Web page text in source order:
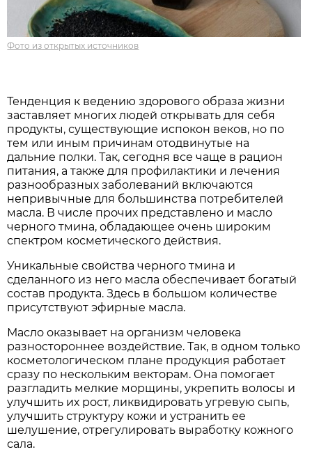
Фото из открытых источников
Тенденция к ведению здорового образа жизни
заставляет многих людей открывать для себя
продукты, существующие испокон веков, но по
тем или иным причинам отодвинутые на
дальние полки. Так, сегодня все чаще в рацион
питания, а также для профилактики и лечения
разнообразных заболеваний включаются
непривычные для большинства потребителей
масла. В числе прочих представлено и масло
черного тмина, обладающее очень широким
спектром косметического действия.
Уникальные свойства черного тмина и
сделанного из него масла обеспечивает богатый
состав продукта. Здесь в большом количестве
присутствуют эфирные масла.
Масло оказывает на организм человека
разностороннее воздействие. Так, в одном только
косметологическом плане продукция работает
сразу по нескольким векторам. Она помогает
разгладить мелкие морщины, укрепить волосы и
улучшить их рост, ликвидировать угревую сыпь,
улучшить структуру кожи и устранить ее
шелушение, отрегулировать выработку кожного
сала.